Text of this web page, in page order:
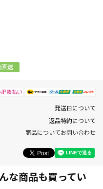
送
発送日について
返品特約について
商品についてお問い合わせ
な商品も買ってい